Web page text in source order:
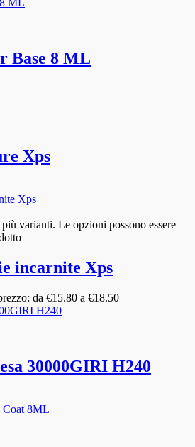
Base 8 ML
Xps
varianti. Le opzioni possono essere
incarnite Xps
da €15.80 a €18.50
30000GIRI H240